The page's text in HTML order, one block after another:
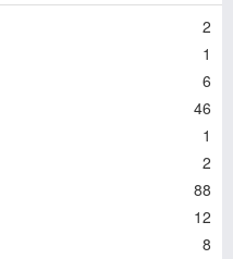
2
1
6
46
1
2
88
12
8